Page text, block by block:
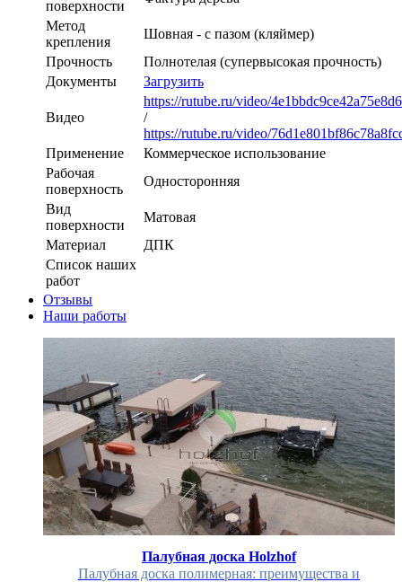
поверхности
Метод
крепления
Шовная - с пазом (кляймер)
Прочность
Полнотелая (супервысокая прочность)
Документы
Загрузить
Видео
https://rutube.ru/video/
/
https://rutube.ru/video/
Применение
Коммерческое использование
Рабочая
поверхность
Односторонняя
Вид
поверхности
Матовая
Материал
ДПК
Список наших
работ
Отзывы
Наши работы
Палубная доска Holzhof
Палубная доска полимерная: преимущества и